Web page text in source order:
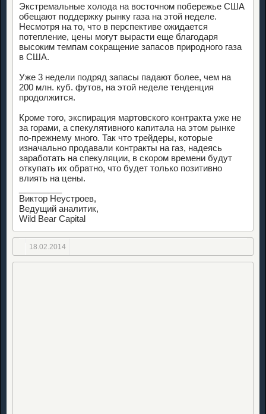
Экстремальные холода на восточном побережье США
обещают поддержку рынку газа на этой неделе.
Несмотря на то, что в перспективе ожидается
потепление, цены могут вырасти еще благодаря
высоким темпам сокращение запасов природного газа
в США.
Уже 3 недели подряд запасы падают более, чем на
200 млн. куб. футов, на этой неделе тенденция
продолжится.
Кроме того, экспирация мартовского контракта уже не
за горами, а спекулятивного капитала на этом рынке
по-прежнему много. Так что трейдеры, которые
изначально продавали контракты на газ, надеясь
заработать на спекуляции, в скором времени будут
откупать их обратно, что будет только позитивно
влиять на цены.
Виктор Неустроев,
Ведущий аналитик,
Wild Bear Capital
18.02.2014